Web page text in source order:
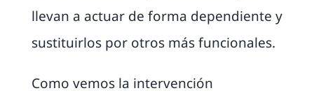
llevan a actuar de forma dependiente y
sustituirlos por otros más funcionales.
Como vemos la intervención